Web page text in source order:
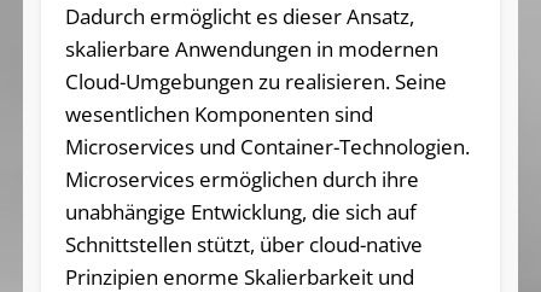
Dadurch ermöglicht es dieser Ansatz,
skalierbare Anwendungen in modernen
Cloud-Umgebungen zu realisieren. Seine
wesentlichen Komponenten sind
Microservices und Container-Technologien.
Microservices ermöglichen durch ihre
unabhängige Entwicklung, die sich auf
Schnittstellen stützt, über cloud-native
Prinzipien enorme Skalierbarkeit und